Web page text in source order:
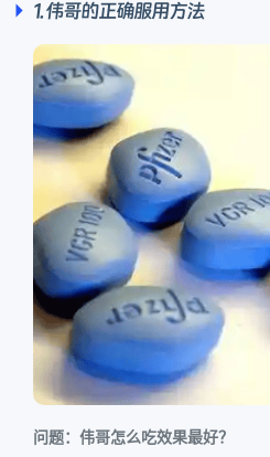
1. 伟哥的正确服用方法
问题：伟哥怎么吃效果最好？